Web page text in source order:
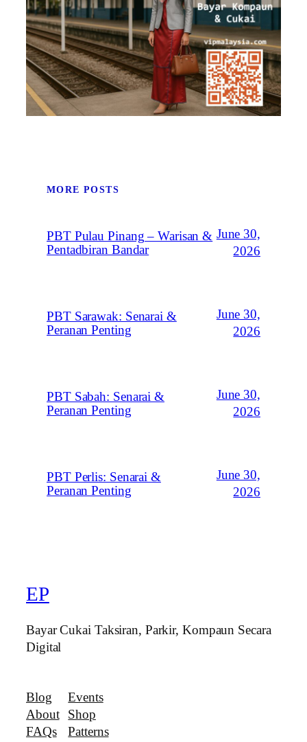
MORE POSTS
PBT Pulau Pinang – Warisan &
Pentadbiran Bandar
June 30,
2026
PBT Sarawak: Senarai &
Peranan Penting
June 30,
2026
PBT Sabah: Senarai &
Peranan Penting
June 30,
2026
PBT Perlis: Senarai &
Peranan Penting
June 30,
2026
EP
Bayar Cukai Taksiran, Parkir, Kompaun Secara
Digital
Blog
About
FAQs
Events
Shop
Patterns